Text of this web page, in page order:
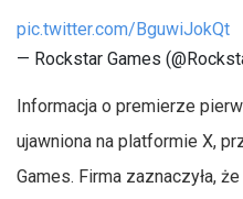
pic.twitter.com/BguwiJokQt
— Rockstar Games
Informacja o premierze
ujawniona na platformie X,
Games. Firma zaznaczyła,